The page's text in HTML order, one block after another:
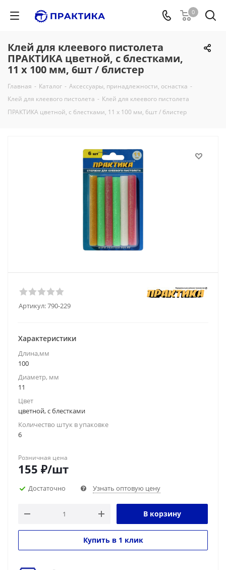
0
Клей для клеевого пистолета
ПРАКТИКА цветной, с блестками,
11 х 100 мм, 6шт / блистер
Главная - Каталог - Аксессуары, принадлежности, оснастка -
Клей для клеевого пистолета - Клей для клеевого пистолета
ПРАКТИКА цветной, с блестками, 11 х 100 мм, 6шт / блистер
Артикул:790-229
Характеристики
Длина,мм
100
Диаметр, мм
11
Цвет
цветной, с блестками
Количество штук в упаковке
6
Розничная цена
155 ₽/шт
Достаточно Узнать оптовую цену
В корзину
Купить в 1 клик